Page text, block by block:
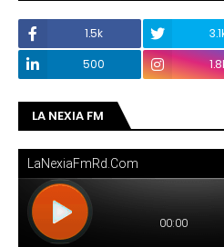
1.5k
500
LA NEXIA FM